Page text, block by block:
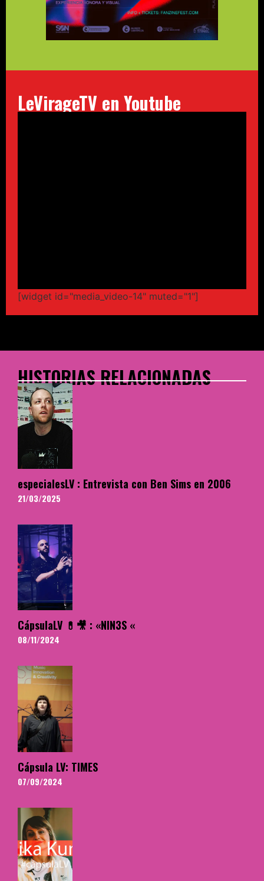
LeVirageTV en Youtube
[widget id="media_video-14" muted="1"]
HISTORIAS RELACIONADAS
especialesLV : Entrevista con Ben Sims en 2006
21/03/2025
CápsulaLV 💊🎥 : «NIN3S «
08/11/2024
Cápsula LV: TIMES
07/09/2024